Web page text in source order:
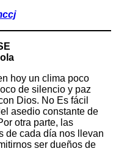
hoy un clima poco
de silencio y paz
Dios. No Es fácil
asedio constante de
otra parte, las
de cada día nos llevan
ser dueños de